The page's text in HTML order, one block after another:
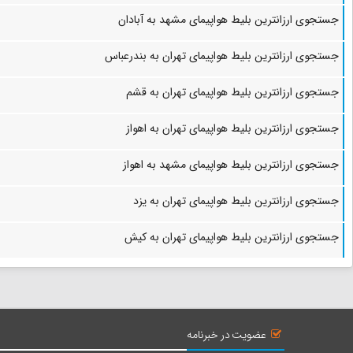
جستجوی ارزانترین بلیط هواپیمای مشهد به آبادان
جستجوی ارزانترین بلیط هواپیمای تهران به بندرعباس
جستجوی ارزانترین بلیط هواپیمای تهران به قشم
جستجوی ارزانترین بلیط هواپیمای تهران به اهواز
جستجوی ارزانترین بلیط هواپیمای مشهد به اهواز
جستجوی ارزانترین بلیط هواپیمای تهران به یزد
جستجوی ارزانترین بلیط هواپیمای تهران به کیش
عضویت در خبرنامه